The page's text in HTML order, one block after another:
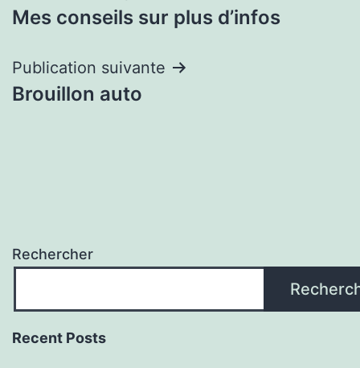
de
l’article
Mes conseils sur plus d’infos
Publication suivante
Brouillon auto
Rechercher
Recent Posts